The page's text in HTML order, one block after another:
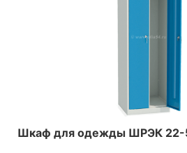
Шкаф для одежды ШРЭК 22-